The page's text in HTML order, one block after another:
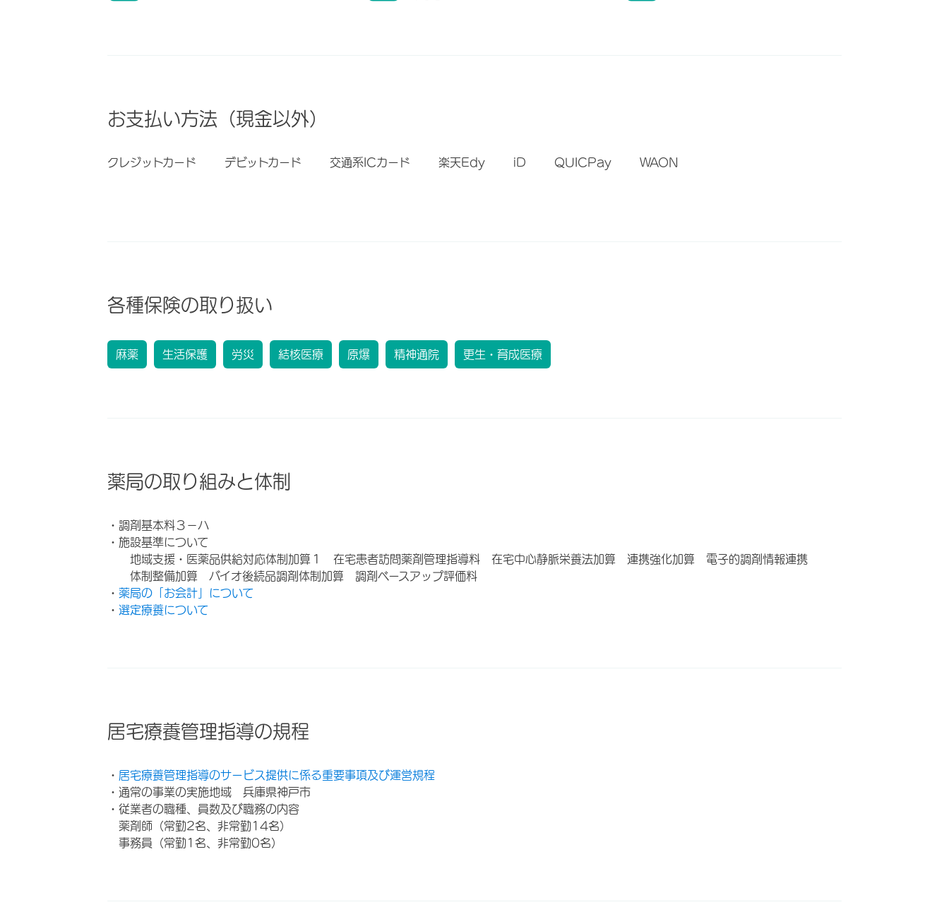
お支払い方法（現金以外）
クレジットカード デビットカード 交通系ICカード 楽天Edy iD QUICPay WAON
各種保険の取り扱い
麻薬 生活保護 労災 結核医療 原爆 精神通院 更生・育成医療
薬局の取り組みと体制
・調剤基本料３－ハ
・施設基準について
地域支援・医薬品供給対応体制加算１ 在宅患者訪問薬剤管理指導料 在宅中心静脈栄養法加算 連携強化加算 電子的調剤情報連携
体制整備加算 バイオ後続品調剤体制加算 調剤ベースアップ評価料
・ 薬局の「お会計」について
・ 選定療養について
居宅療養管理指導の規程
・ 居宅療養管理指導のサービス提供に係る重要事項及び運営規程
・通常の事業の実施地域 兵庫県神戸市
・従業者の職種、員数及び職務の内容
薬剤師（常勤2名、非常勤14名）
事務員（常勤1名、非常勤0名）